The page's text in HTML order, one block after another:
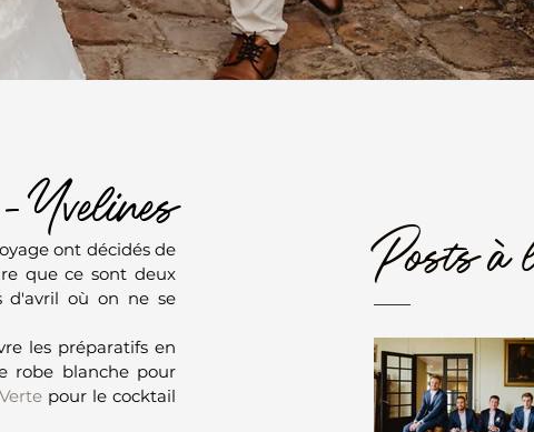
Yvelines
ont décidés de
que ce sont deux
d'avril où on ne se
les préparatifs en
robe blanche pour
pour le cocktail
Posts à